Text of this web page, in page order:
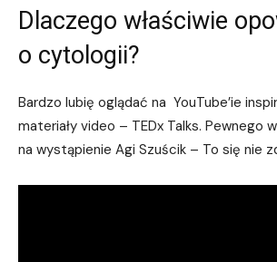
Dlaczego właściwie
o cytologii?
Bardzo lubię oglądać na YouTube’ie
materiały video – TEDx Talks. Pewnego
na wystąpienie Agi Szuścik – To się nie